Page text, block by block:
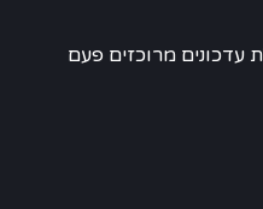
עדכונים מרוכזים פעם